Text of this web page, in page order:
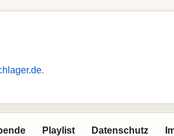
.
Playlist Datenschutz